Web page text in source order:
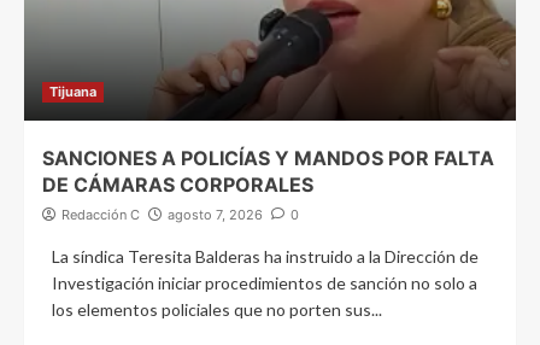
Tijuana
SANCIONES A POLICÍAS Y MANDOS POR FALTA
DE CÁMARAS CORPORALES
Redacción C agosto 7, 2026 0
La síndica Teresita Balderas ha instruido a la Dirección de
Investigación iniciar procedimientos de sanción no solo a
los elementos policiales que no porten sus...